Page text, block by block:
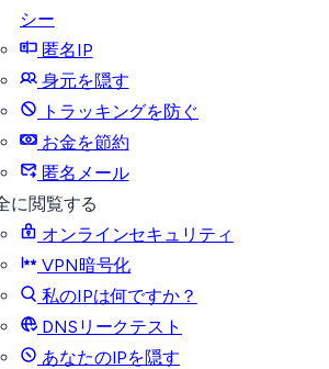
シー
匿名IP
身元を隠す
トラッキングを防ぐ
お金を節約
匿名メール
に閲覧する
オンラインセキュリティ
VPN暗号化
私のIPは何ですか？
DNSリークテスト
あなたのIPを隠す